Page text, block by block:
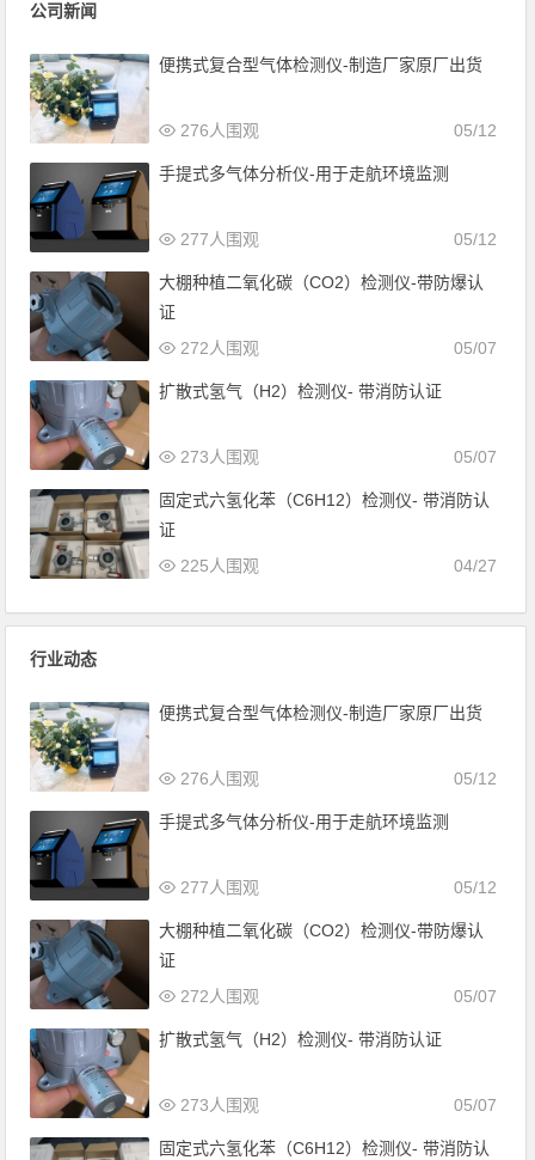
公司新闻
便携式复合型气体检测仪-制造厂家原厂出货
05/12
276人围观
手提式多气体分析仪-用于走航环境监测
05/12
277人围观
大棚种植二氧化碳（CO2）检测仪-带防爆认
证
05/07
272人围观
扩散式氢气（H2）检测仪- 带消防认证
05/07
273人围观
固定式六氢化苯（C6H12）检测仪- 带消防认
证
04/27
225人围观
行业动态
便携式复合型气体检测仪-制造厂家原厂出货
05/12
276人围观
手提式多气体分析仪-用于走航环境监测
05/12
277人围观
大棚种植二氧化碳（CO2）检测仪-带防爆认
证
05/07
272人围观
扩散式氢气（H2）检测仪- 带消防认证
05/07
273人围观
固定式六氢化苯（C6H12）检测仪- 带消防认